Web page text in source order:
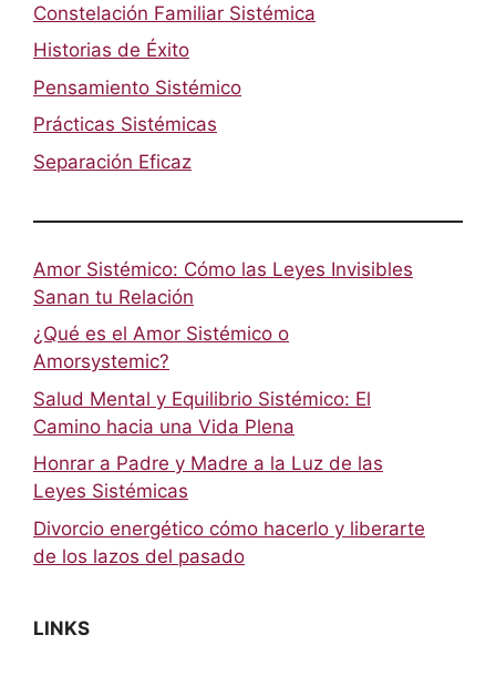
Constelación Familiar Sistémica
Historias de Éxito
Pensamiento Sistémico
Prácticas Sistémicas
Separación Eficaz
Amor Sistémico: Cómo las Leyes Invisibles
Sanan tu Relación
¿Qué es el Amor Sistémico o
Amorsystemic?
Salud Mental y Equilibrio Sistémico: El
Camino hacia una Vida Plena
Honrar a Padre y Madre a la Luz de las
Leyes Sistémicas
Divorcio energético cómo hacerlo y liberarte
de los lazos del pasado
LINKS